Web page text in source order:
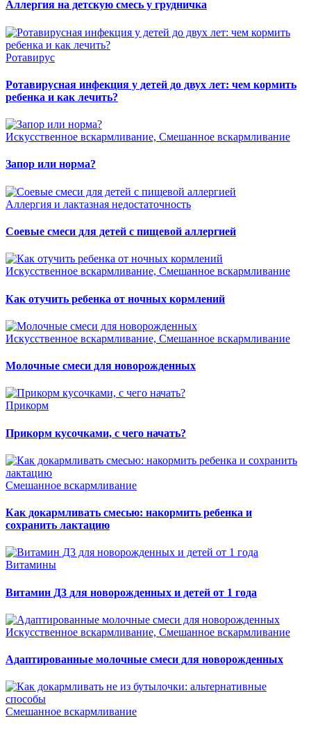
Аллергия на детскую смесь у грудничка
Ротавирус
Ротавирусная инфекция у детей до двух лет: чем кормить
ребенка и как лечить?
Искусственное вскармливание, Смешанное вскармливание
Запор или норма?
Аллергия и лактазная недостаточность
Соевые смеси для детей с пищевой аллергией
Искусственное вскармливание, Смешанное вскармливание
Как отучить ребенка от ночных кормлений
Искусственное вскармливание, Смешанное вскармливание
Молочные смеси для новорожденных
Прикорм
Прикорм кусочками, с чего начать?
Смешанное вскармливание
Как докармливать смесью: накормить ребенка и
сохранить лактацию
Витамины
Витамин Д3 для новорожденных и детей от 1 года
Искусственное вскармливание, Смешанное вскармливание
Адаптированные молочные смеси для новорожденных
Смешанное вскармливание